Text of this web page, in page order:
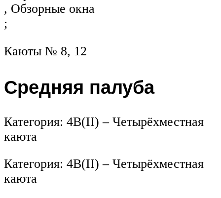
, Обзорные окна
;
Каюты № 8, 12
Средняя палуба
Категория: 4В(II) – Четырёхместная
каюта
Категория: 4В(II) – Четырёхместная
каюта